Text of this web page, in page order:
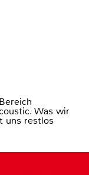
Was wir
uns restlos